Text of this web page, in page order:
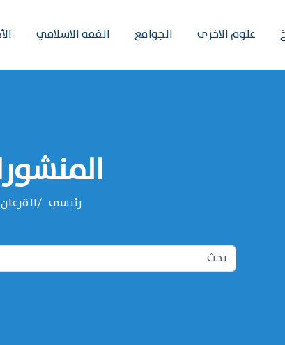
علوم الاخرى الجوامع الفقه الاسلامي
رئيسي القرعان